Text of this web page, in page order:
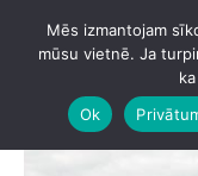
Mēs izmantojam
mūsu vietnē. Ja
Ok